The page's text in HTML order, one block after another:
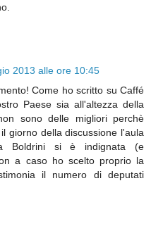
2013 alle ore 10:45
Come ho scritto su Caffé
Paese sia all'altezza della
sono delle migliori perchè
giorno della discussione l'aula
Boldrini si è indignata (e
a caso ho scelto proprio la
il numero di deputati